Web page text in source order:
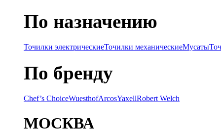
По назначению
Точилки электрическиеТочилки механическиеМусаты
По бренду
Chef’s ChoiceWuesthofArcosYaxellRobert Welch
МОСКВА